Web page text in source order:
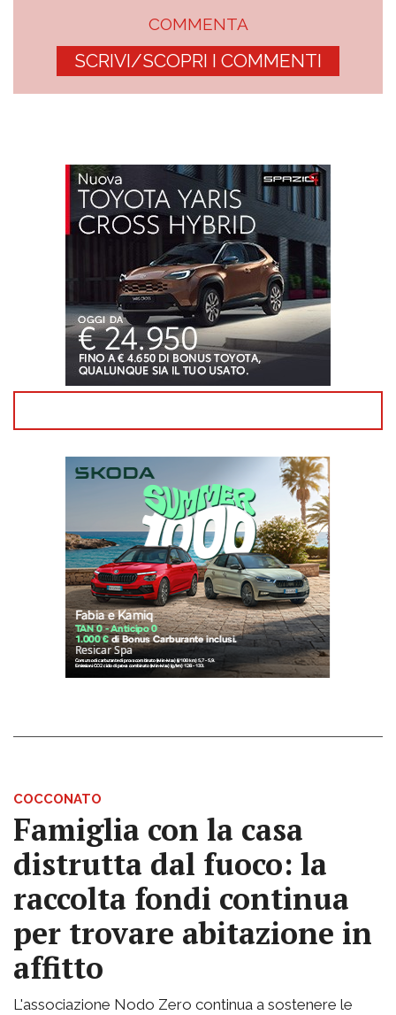
COMMENTA
SCRIVI/SCOPRI I COMMENTI
COCCONATO
Famiglia con la casa
distrutta dal fuoco: la
raccolta fondi continua
per trovare abitazione in
affitto
L'associazione Nodo Zero continua a sostenere le